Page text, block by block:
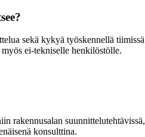
sekä kykyä työskennellä
ei-tekniselle henkilöstölle.
konsulttina.